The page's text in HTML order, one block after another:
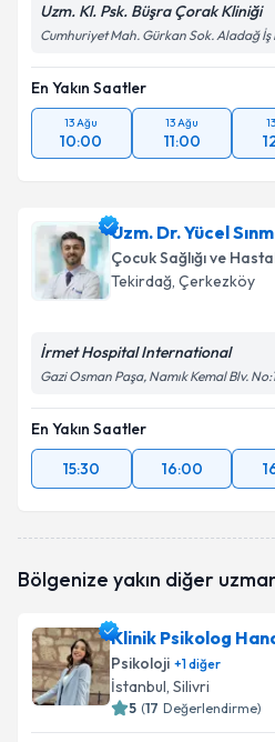
Uzm. Kl. Psk. Büşra Çorak Kliniği
Cumhuriyet Mah. Gürkan Sok. Aladağ İş
En Yakın Saatler
13 Ağu
10:00
13 Ağu
11:00
Uzm. Dr. Yücel
Çocuk Sağlığı ve
Tekirdağ, Çerkezköy
İrmet Hospital International
Gazi Osman Paşa, Namık Kemal Blv.
En Yakın Saatler
15:30
16:00
Bölgenize yakın diğer
Klinik Psikolog
Psikoloji +1diğer
İstanbul, Silivri
5 (17 Değerlendirme)